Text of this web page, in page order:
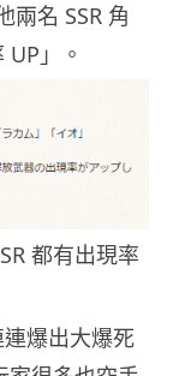
兩名 SSR 角
」。
都有出現率
爆出大爆死